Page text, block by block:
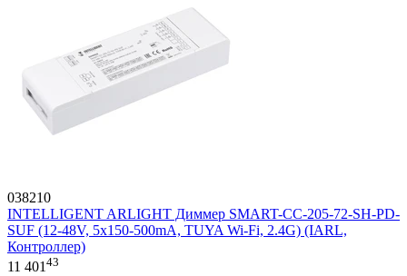
038210
INTELLIGENT ARLIGHT Диммер SMART-CC-205-72-SH-PD-
SUF (12-48V, 5x150-500mA, TUYA Wi-Fi, 2.4G) (IARL,
Контроллер)
11 40143